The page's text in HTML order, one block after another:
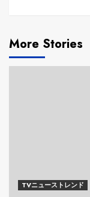
More Stories
TVニューストレンド